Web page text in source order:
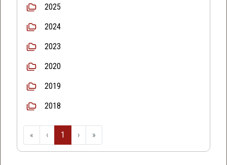
2025
2024
2023
2020
2019
2018
« ‹ 1 › »